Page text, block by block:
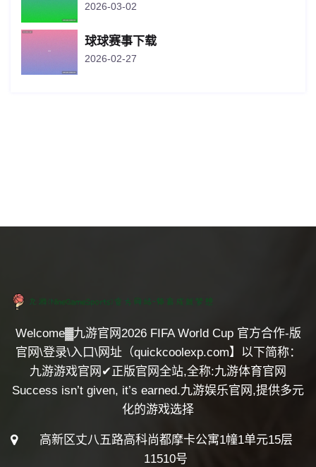
2026-03-02
球球赛事下载
2026-02-27
Welcome▓九游官网2026 FIFA World Cup 官方合作-版
官网\登录\入口\网址（quickcoolexp.com】以下简称：
九游游戏官网✔正版官网全站,全称:九游体育官网
Success isn’t given, it’s earned.九游娱乐官网,提供多元
化的游戏选择
高新区丈八五路高科尚都摩卡公寓1幢1单元15层
11510号